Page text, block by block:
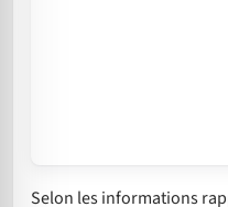
Selon les informations